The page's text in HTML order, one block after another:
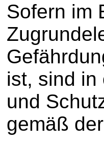
Sofern im
ist, sind in
und
gemäß